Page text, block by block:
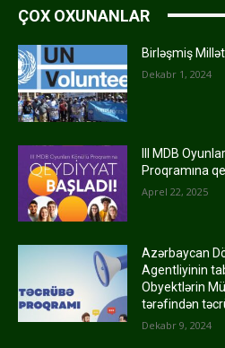
ÇOX OXUNANLAR
Birləşmiş
Dekabr 1, 2024
III MDB
Proqramına
Aprel 22, 2025
Azərbaycan
Agentliyinin
Obyektlərin
tərəfindən
Dekabr 9, 2024